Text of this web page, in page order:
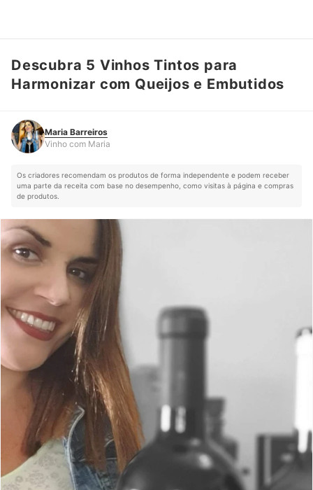
Maria Barreiros
Descubra 5 Vinhos Tintos para
Harmonizar com Queijos e Embutidos
Maria Barreiros
Vinho com Maria
Os criadores recomendam os produtos de forma independente e podem receber
uma parte da receita com base no desempenho, como visitas à página e compras
de produtos.